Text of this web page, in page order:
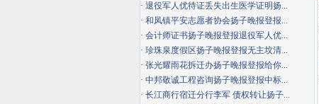
· 退役军人优待证丢失出生医学证明扬...
· 和凤镇平安志愿者协会扬子晚报登报...
· 会计师证书扬子晚报登报退役军人优...
· 珍珠泉度假区扬子晚报登报无主坟清...
· 张光耀雨花拆迁办扬子晚报登报给你...
· 中邦敬诚工程咨询扬子晚报登报中标...
· 长江商行宿迁分行李军 债权转让扬子...